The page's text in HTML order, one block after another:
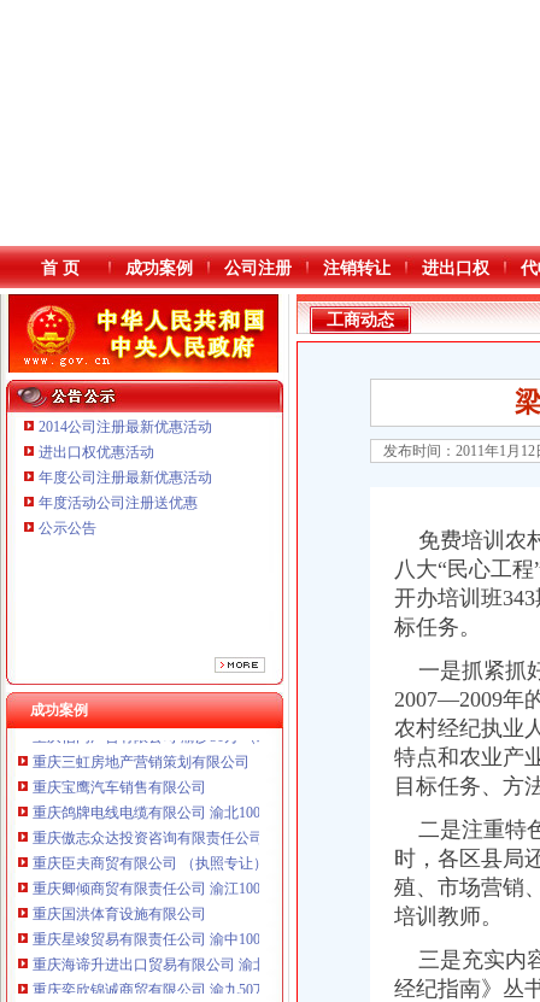
本站导航
首 页 成功案例 公司注册 注销转让 进出口权
2014公司注册最新优惠活动
进出口权优惠活动
年度公司注册最新优惠活动
年度活动公司注册送优惠
公示公告
成功案例
重庆鸽牌电线电缆有限公司 渝北10010万 (进出口权)
重庆傲志众达投资咨询有限责任公司 渝九1000万 （增资）
重庆海谛升进出口贸易有限公司 渝北100万 （进出口权）
重庆奕欣锦诚商贸有限公司 渝九50万 （工商注册）
重庆信同广告有限公司 渝沙50万 （工商注册）
重庆三虹房地产营销策划有限公司
重庆宝鹰汽车销售有限公司
重庆鸽牌电线电缆有限公司 渝北10010万 (进出口权)
重庆傲志众达投资咨询有限责任公司 渝九1000万 （增资）
重庆臣夫商贸有限公司 （执照专让）
重庆卿倾商贸有限责任公司 渝江100万 （工商注册）
重庆国洪体育设施有限公司
重庆星竣贸易有限责任公司 渝中100万 （进出口权）
重庆海谛升进出口贸易有限公司 渝北100万 （进出口权）
重庆奕欣锦诚商贸有限公司 渝九50万 （工商注册）
重庆信同广告有限公司 渝沙50万 （工商注册）
工商动态
发布时间：2011年1月
免费培训农
八大“民心工
开办培训班
标任务。
一是抓紧抓
2007—2009年
农村经纪执业
特点和农业产
目标任务、方
二是注重特
时，各区县局
殖、市场营销
培训教师。
三是充实内
经纪指南》丛